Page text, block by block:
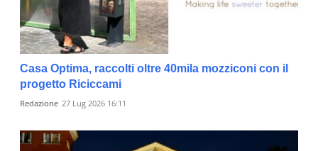
Casa Optima, raccolti oltre 40mila mozziconi con il
progetto Riciccami
Redazione 27 Lug 2026 16:11